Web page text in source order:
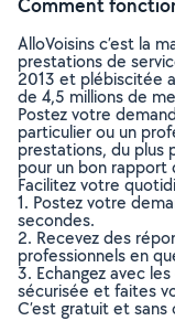
AlloVoisins c’est la
prestations de
2013 et plébiscitée
de 4,5 millions de
Postez votre
particulier ou un
prestations, du plus
pour un bon rapport
Facilitez votre
1. Postez votre
secondes.
2. Recevez des
professionnels en
3. Echangez avec
sécurisée et faites
C’est gratuit et sans